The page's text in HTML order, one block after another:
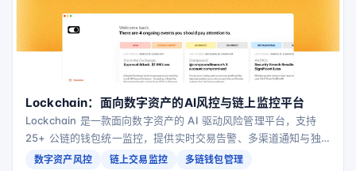
Lockchain：面向数字资产的AI风控与链上监控平台
Lockchain 是一款面向数字资产的 AI 驱动风险管理平台，支持
25+ 公链的钱包统一监控，提供实时交易告警、多渠道通知与独
立审计级别的安全与透明度。
数字资产风控 链上交易监控 多链钱包管理